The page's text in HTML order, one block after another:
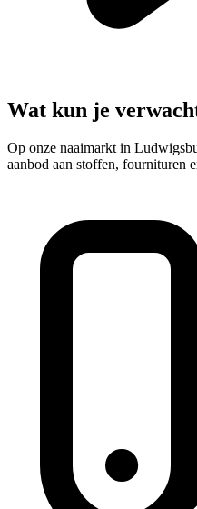
Wat kun je
Op onze naaimarkt in
aanbod aan stoffen, fournituren